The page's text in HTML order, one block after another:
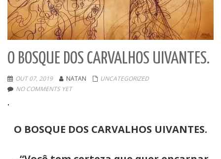
O BOSQUE DOS CARVALHOS UIVANTES.
OUT 07, 2019 NATAN
UNCATEGORIZED
NO COMMENTS YET
.
O BOSQUE DOS CARVALHOS UIVANTES.